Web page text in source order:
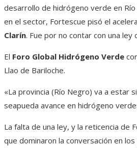
desarrollo de hidrógeno verde en
en el sector, Fortescue pisó el
Clarín. Fue por no contar con una
El Foro Global Hidrógeno Verde
Llao de Bariloche.
«La provincia (Río Negro) va a estar
seapueda avance en hidrógeno
La falta de una ley, y la reticencia de
que dominaron la conversación en